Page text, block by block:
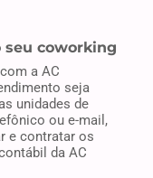
seu coworking
a AC
seja
unidades de
ou e-mail,
e contratar os
da AC